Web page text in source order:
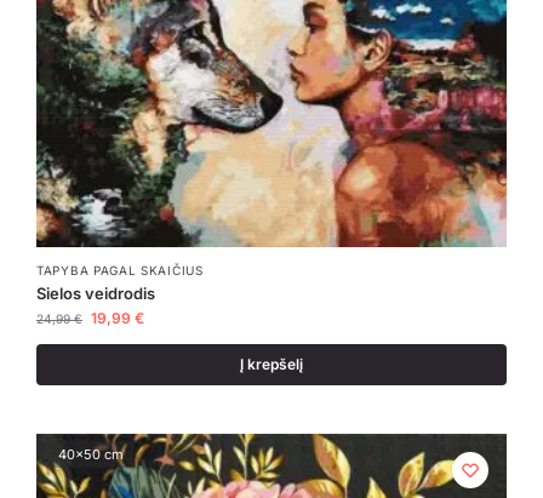
TAPYBA PAGAL SKAIČIUS
Sielos veidrodis
24,99€ 19,99 €
Į krepšelį
40x50 cm